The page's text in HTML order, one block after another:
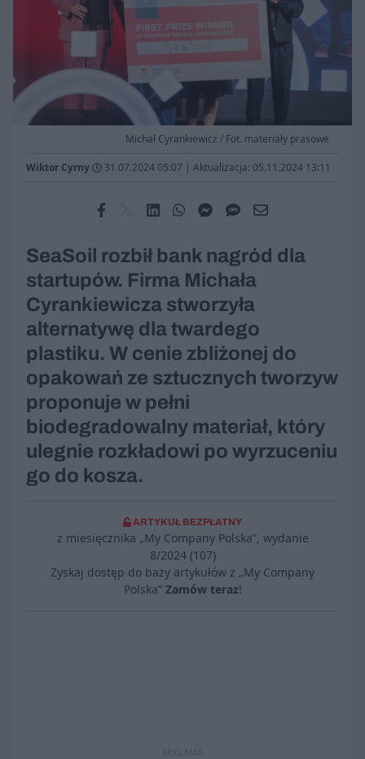
Michał Cyrankiewicz / Fot. materiały prasowe
Wiktor Cyrny 31.07.2024 05:07 | Aktualizacja: 05.11.2024 13:11
SeaSoil rozbił bank nagród dla
startupów. Firma Michała
Cyrankiewicza stworzyła
alternatywę dla twardego
plastiku. W cenie zbliżonej do
opakowań ze sztucznych tworzyw
proponuje w pełni
biodegradowalny materiał, który
ulegnie rozkładowi po wyrzuceniu
go do kosza.
ARTYKUŁ BEZPŁATNY
z miesięcznika „My Company Polska”, wydanie
8/2024 (107)
Zyskaj dostęp do bazy artykułów z „My Company
Polska” Zamów teraz!
REKLAMA